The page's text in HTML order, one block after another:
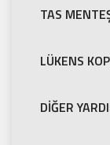
TAS
LÜKENS
DİĞER